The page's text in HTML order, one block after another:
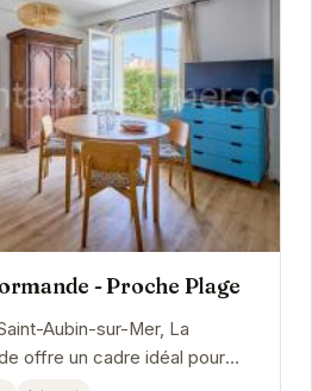
- Proche Plage
Aubin-sur-Mer, La
offre un cadre idéal pour